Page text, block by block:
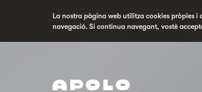
La nostra pàgina web utilitza cookies pròpies i
navegació. Si continua navegant, vostè